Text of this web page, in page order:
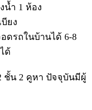
น้ำ 1 ห้อง
ยง
ดรถในบ้านได้ 6-8
ด้
ชั้น 2 คูหา ปัจจุบันมีผู้